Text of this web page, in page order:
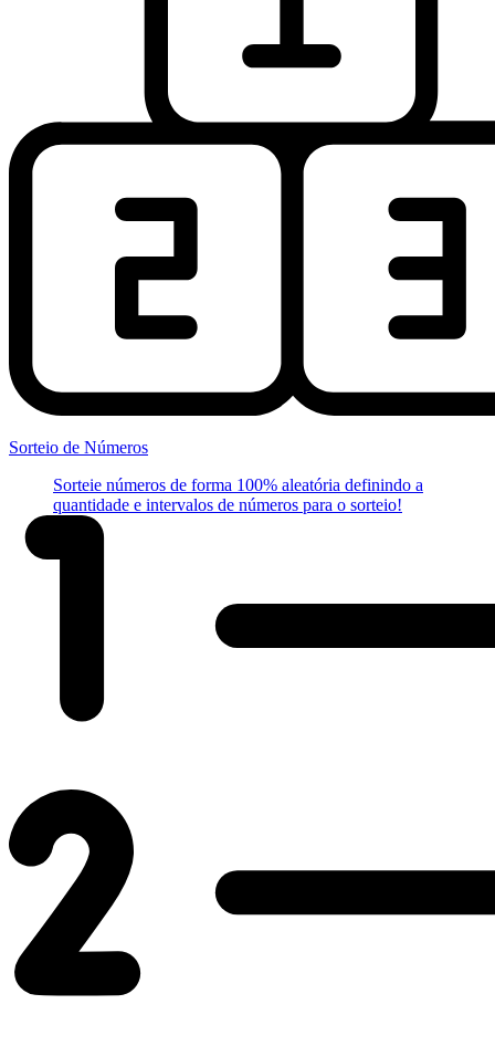
Sorteio de Números
Sorteie números de forma 100% aleatória definindo a
quantidade e intervalos de números para o sorteio!